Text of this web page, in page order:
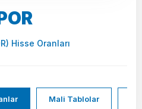
Hisse Oranları
Mali Tablolar